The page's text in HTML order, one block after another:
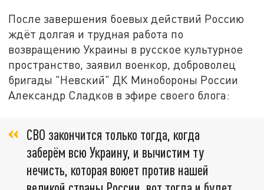
После завершения боевых действий Россию
ждёт долгая и трудная работа по
возвращению Украины в русское культурное
пространство, заявил военкор, доброволец
бригады "Невский" ДК Минобороны России
Александр Сладков в эфире своего блога:
СВО закончится только тогда, когда
заберём всю Украину, и вычистим ту
нечисть, которая воюет против нашей